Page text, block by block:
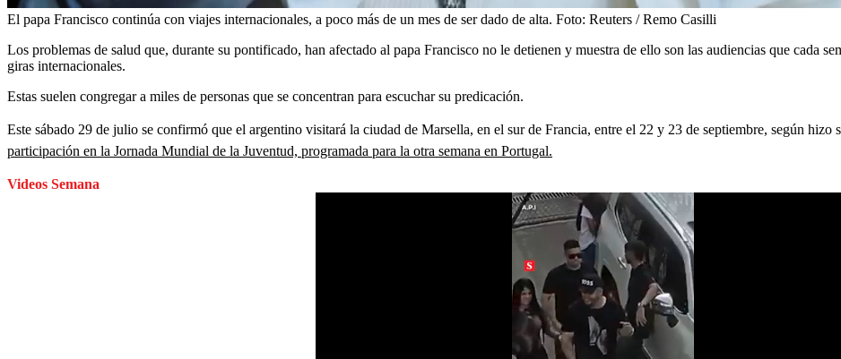
El papa Francisco continúa con viajes internacionales, a poco más de un mes de ser dado de alta. Foto: Reuters / Remo Casilli
Los problemas de salud que, durante su pontificado, han afectado al papa Francisco no le detienen y muestra de ello son las audiencias que cada
giras internacionales.
Estas suelen congregar a miles de personas que se concentran para escuchar su predicación.
Este sábado 29 de julio se confirmó que el argentino visitará la ciudad de Marsella, en el sur de Francia, entre el 22 y 23 de septiembre, según hizo
participación en la Jornada Mundial de la Juventud, programada para la otra semana en Portugal.
Videos Semana